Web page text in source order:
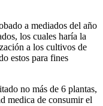
a mediados del año
los cuales haría la
a los cultivos de
estos para fines
no más de 6 plantas,
medica de consumir el